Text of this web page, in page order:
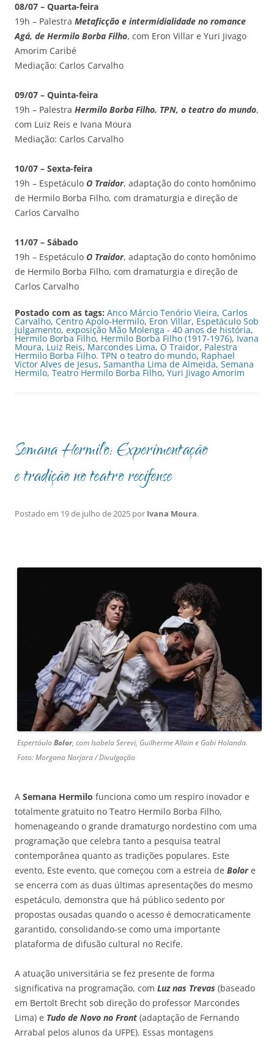
08/07 – Quarta-feira
19h – Palestra Metaficção e intermidialidade no romance
Agá, de Hermilo Borba Filho, com Eron Villar e Yuri Jivago
Amorim Caribé
Mediação: Carlos Carvalho
09/07 – Quinta-feira
19h – Palestra Hermilo Borba Filho. TPN, o teatro do mundo,
com Luiz Reis e Ivana Moura
Mediação: Carlos Carvalho
10/07 – Sexta-feira
19h – Espetáculo O Traidor, adaptação do conto homônimo
de Hermilo Borba Filho, com dramaturgia e direção de
Carlos Carvalho
11/07 – Sábado
19h – Espetáculo O Traidor, adaptação do conto homônimo
de Hermilo Borba Filho, com dramaturgia e direção de
Carlos Carvalho
Postado com as tags: Anco Márcio Tenório Vieira, Carlos
Carvalho, Centro Apolo-Hermilo, Eron Villar, Espetáculo Sob
Julgamento, exposição Mão Molenga - 40 anos de história,
Hermilo Borba Filho, Hermilo Borba Filho (1917-1976), Ivana
Moura, Luiz Reis, Marcondes Lima, O Traidor, Palestra
Hermilo Borba Filho. TPN o teatro do mundo, Raphael
Victor Alves de Jesus, Samantha Lima de Almeida, Semana
Hermilo, Teatro Hermilo Borba Filho, Yuri Jivago Amorim
Semana Hermilo: Experimentação
e tradição no teatro recifense
Postado em 19 de julho de 2025 por Ivana Moura.
Espertáulo Bolor, comIsabelaSerevi, Guilherme Allain e Gabi Holanda.
Foto: Morgana Narjara / Divulgação
A Semana Hermilo funciona como um respiro inovador e
totalmente gratuito no Teatro Hermilo Borba Filho,
homenageando o grande dramaturgo nordestino com uma
programação que celebra tanto a pesquisa teatral
contemporânea quanto as tradições populares. Este
evento, Este evento, que começou com a estreia de Bolore
se encerra com as duas últimas apresentações do mesmo
espetáculo, demonstra que há público sedento por
propostas ousadas quando o acesso é democraticamente
garantido, consolidando-se como uma importante
plataforma de difusão cultural no Recife.
A atuação universitária se fez presente de forma
significativa na programação, com Luz nas Trevas (baseado
em Bertolt Brecht sob direção do professor Marcondes
Lima) e Tudo de Novo no Front (adaptação de Fernando
Arrabal pelos alunos da UFPE). Essas montagens